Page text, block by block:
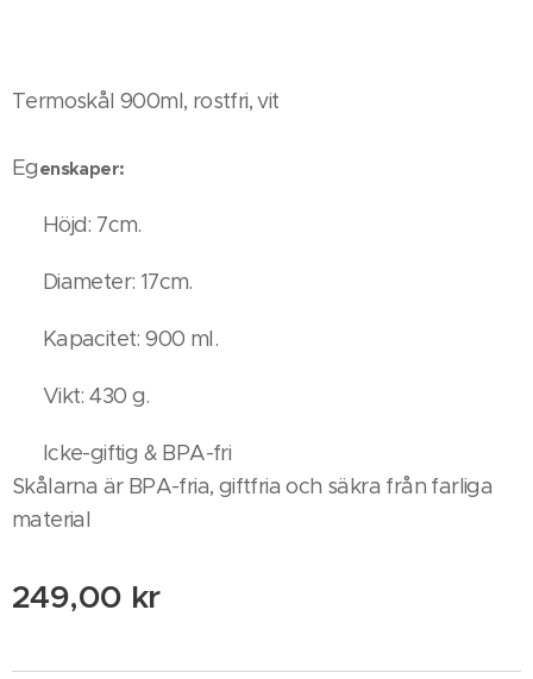
Termoskål 900ml, rostfri, vit
Egenskaper:
✔ Höjd: 7cm.
✔ Diameter: 17cm.
✔ Kapacitet: 900 ml.
✔ Vikt: 430 g.
✔ Icke-giftig & BPA-fri
Skålarna är BPA-fria, giftfria och säkra från farliga
material
249,00 kr